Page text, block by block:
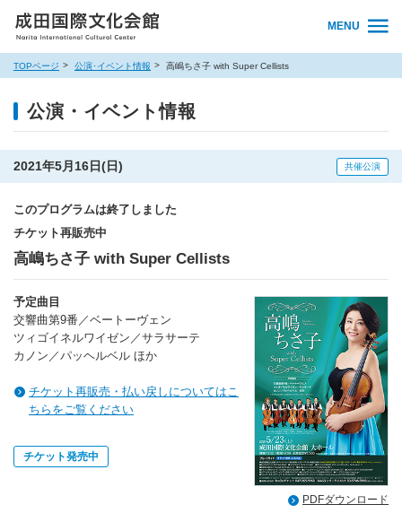
MENU
TOPページ 公演･イベント情報 高嶋ちさ子 with Super Cellists
公演・イベント情報
2021年5月16日(日) 共催公演
このプログラムは終了しました
チケット再販売中
高嶋ちさ子 with Super Cellists
予定曲目
交響曲第9番／ベートーヴェン
ツィゴイネルワイゼン／サラサーテ
カノン／パッヘルベル ほか
チケット再販売・払い戻しについてはこ
ちらをご覧ください
チケット発売中
PDFダウンロード